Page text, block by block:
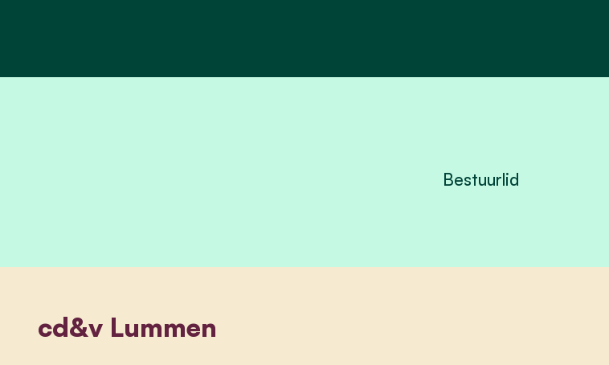
Bestuurlid
cd&v Lummen